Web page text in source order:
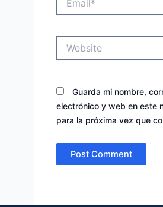
Guarda mi nombre,
electrónico y web en este
para la próxima vez que